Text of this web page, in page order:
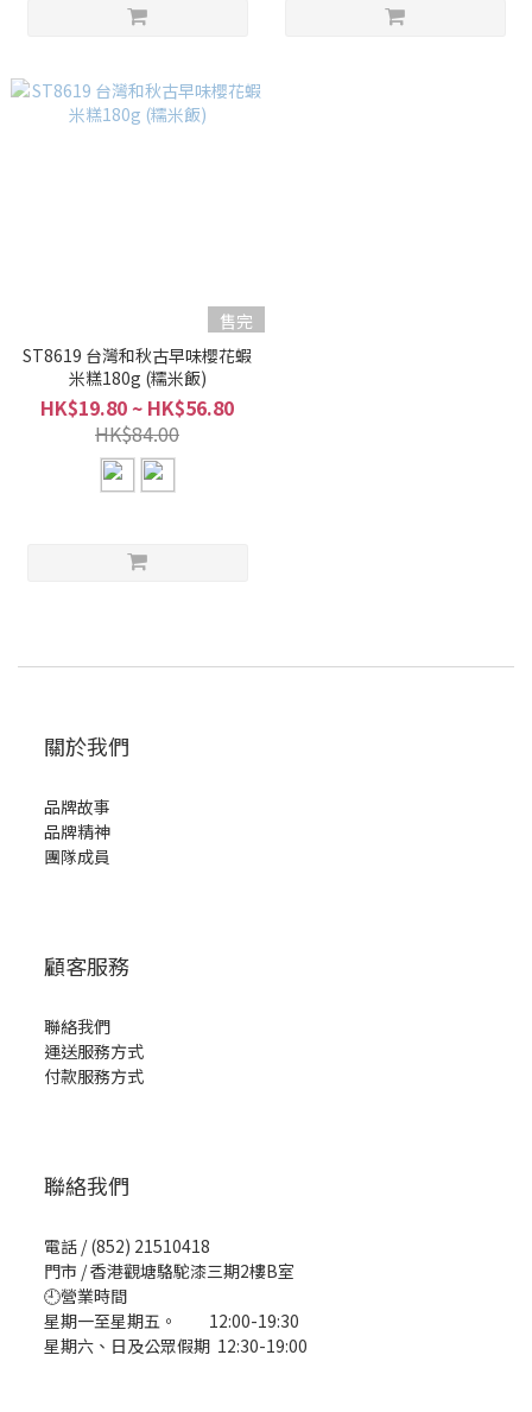
售完
ST8619 台灣和秋古早味櫻花蝦
米糕180g (糯米飯)
HK$19.80 ~ HK$56.80
HK$84.00
關於我們
品牌故事
品牌精神
團隊成員
顧客服務
聯絡我們
運送服務方式
付款服務方式
聯絡我們
電話 / (852) 21510418
門市 / 香港觀塘駱駝漆三期2樓B室
🕘營業時間
星期一至星期五。 12:00-19:30
星期六、日及公眾假期 12:30-19:00